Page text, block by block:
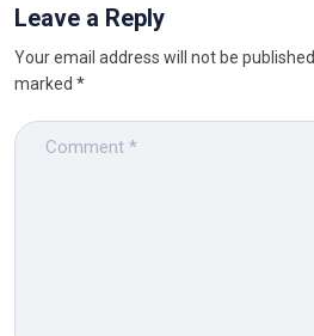
Leave a Reply
Your email address will not be published.
marked *